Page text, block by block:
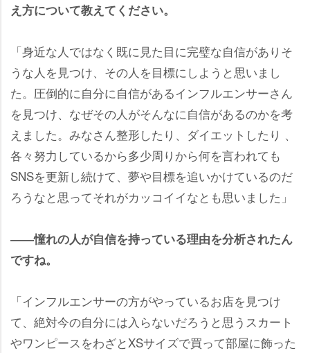
え方について教えてください。
「身近な人ではなく既に見た目に完璧な自信がありそ
うな人を見つけ、その人を目標にしようと思いまし
た。圧倒的に自分に自信があるインフルエンサーさん
を見つけ、なぜその人がそんなに自信があるのかを考
えました。みなさん整形したり、ダイエットしたり 、
各々努力しているから多少周りから何を言われても
SNSを更新し続けて、夢や目標を追いかけているのだ
ろうなと思ってそれがカッコイイなとも思いました」
――憧れの人が自信を持っている理由を分析されたん
ですね。
「インフルエンサーの方がやっているお店を見つけ
て、絶対今の自分には入らないだろうと思うスカート
ワンピースをわざとXSサイズで買って部屋に飾った